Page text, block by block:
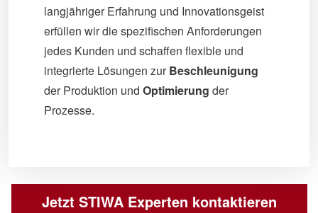
langjähriger Erfahrung und Innovationsgeist
erfüllen wir die spezifischen Anforderungen
jedes Kunden und schaffen flexible und
integrierte Lösungen zurBeschleunigung
der Produktion und Optimierung der
Prozesse.
Jetzt STIWA Experten kontaktieren